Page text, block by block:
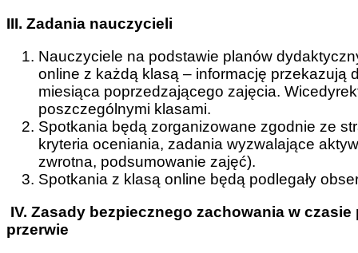
III. Zadania nauczycieli
Nauczyciele na podstawie planów
online z każdą klasą – informację przekazują
miesiąca poprzedzającego zajęcia.
poszczególnymi klasami.
Spotkania będą zorganizowane zgodnie ze
kryteria oceniania, zadania wyzwalające
zwrotna, podsumowanie zajęć).
Spotkania z klasą online będą podlegały
IV. Zasady bezpiecznego zachowania w
przerwie